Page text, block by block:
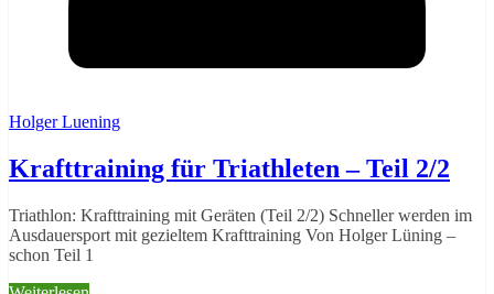
Holger Luening
Krafttraining für Triathleten – Teil 2/2
Triathlon: Krafttraining mit Geräten (Teil 2/2) Schneller werden im
Ausdauersport mit gezieltem Krafttraining Von Holger Lüning –
schon Teil 1